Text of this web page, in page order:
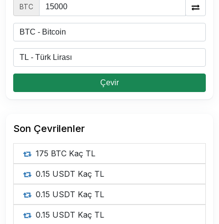
BTC
Çevir
Son Çevrilenler
175 BTC Kaç TL
0.15 USDT Kaç TL
0.15 USDT Kaç TL
0.15 USDT Kaç TL